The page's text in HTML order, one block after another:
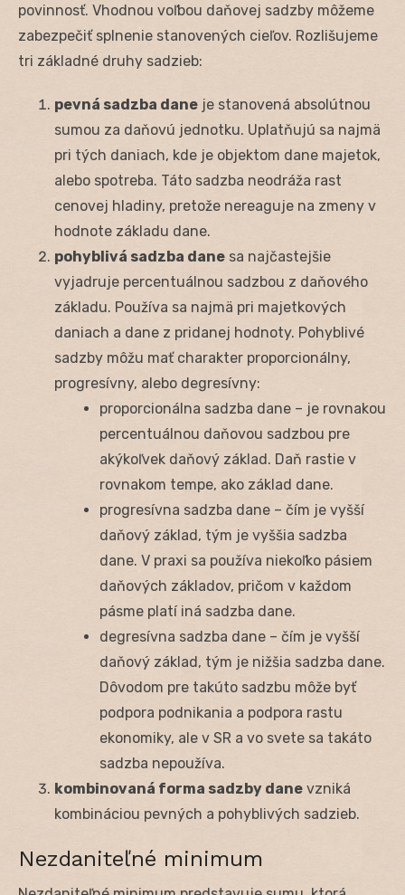
povinnosť. Vhodnou voľbou daňovej sadzby môžeme
zabezpečiť splnenie stanovených cieľov. Rozlišujeme
tri základné druhy sadzieb:
pevná sadzba dane je stanovená absolútnou
sumou za daňovú jednotku. Uplatňujú sa najmä
pri tých daniach, kde je objektom dane majetok,
alebo spotreba. Táto sadzba neodráža rast
cenovej hladiny, pretože nereaguje na zmeny v
hodnote základu dane.
pohyblivá sadzba dane sa najčastejšie
vyjadruje percentuálnou sadzbou z daňového
základu. Používa sa najmä pri majetkových
daniach a dane z pridanej hodnoty. Pohyblivé
sadzby môžu mať charakter proporcionálny,
progresívny, alebo degresívny:
proporcionálna sadzba dane – je rovnakou
percentuálnou daňovou sadzbou pre
akýkoľvek daňový základ. Daň rastie v
rovnakom tempe, ako základ dane.
progresívna sadzba dane – čím je vyšší
daňový základ, tým je vyššia sadzba
dane. V praxi sa používa niekoľko pásiem
daňových základov, pričom v každom
pásme platí iná sadzba dane.
degresívna sadzba dane – čím je vyšší
daňový základ, tým je nižšia sadzba dane.
Dôvodom pre takúto sadzbu môže byť
podpora podnikania a podpora rastu
ekonomiky, ale v SR a vo svete sa takáto
sadzba nepoužíva.
kombinovaná forma sadzby dane vzniká
kombináciou pevných a pohyblivých sadzieb.
Nezdaniteľné minimum